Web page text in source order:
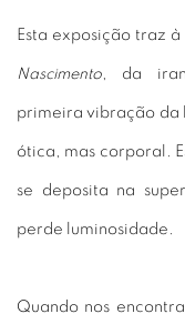
Esta exposição traz
Nascimento, da
primeira vibração da
ótica, mas corporal.
se deposita na
perde luminosidade.
Quando nos